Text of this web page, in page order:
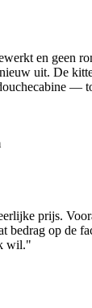
en geen
uit. De
—
prijs.
bedrag op de
wil."